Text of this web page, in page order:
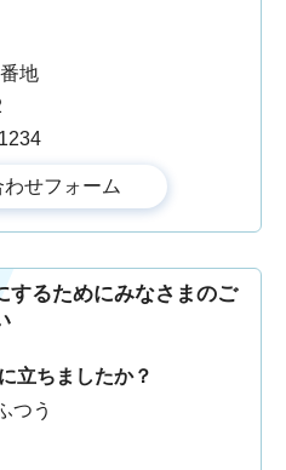
地
するためにみなさまのご
立ちましたか？
つう